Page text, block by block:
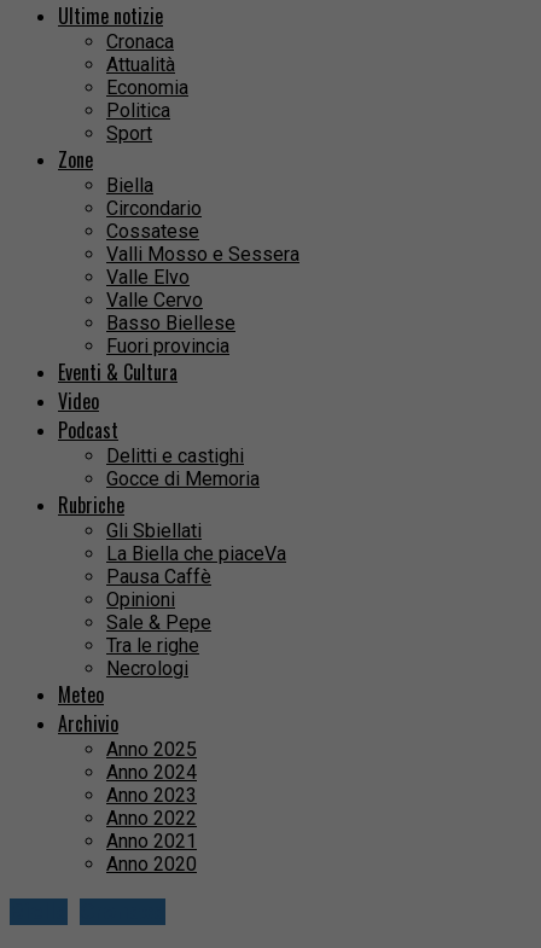
Ultime notizie
Cronaca
Attualità
Economia
Politica
Sport
Zone
Biella
Circondario
Cossatese
Valli Mosso e Sessera
Valle Elvo
Valle Cervo
Basso Biellese
Fuori provincia
Eventi & Cultura
Video
Podcast
Delitti e castighi
Gocce di Memoria
Rubriche
Gli Sbiellati
La Biella che piaceVa
Pausa Caffè
Opinioni
Sale & Pepe
Tra le righe
Necrologi
Meteo
Archivio
Anno 2025
Anno 2024
Anno 2023
Anno 2022
Anno 2021
Anno 2020